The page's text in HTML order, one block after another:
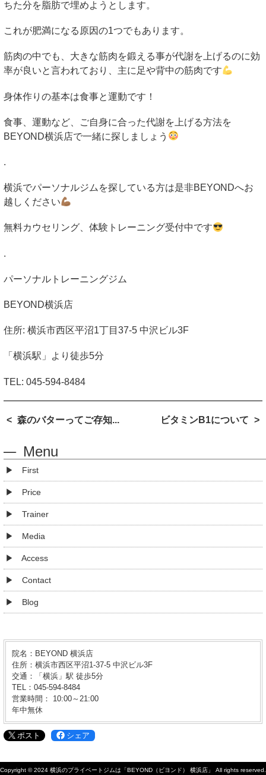
院名：BEYOND 横浜店
住所：横浜市西区平沼1-37-5 中沢ビル3F
交通：「横浜」駅 徒歩5分
TEL：045-594-8484
営業時間： 10:00～21:00
年中無休
ポスト シェア
ちた分を脂肪で埋めようとします。
これが肥満になる原因の1つでもあります。
筋肉の中でも、大きな筋肉を鍛える事が代謝を上げるのに効
率が良いと言われており、主に足や背中の筋肉です
身体作りの基本は食事と運動です！
食事、運動など、ご自身に合った代謝を上げる方法を
BEYOND横浜店で一緒に探しましょう
.
横浜でパーソナルジムを探している方は是非BEYONDへお
越しください
無料カウセリング、体験トレーニング受付中です
.
パーソナルトレーニングジム
BEYOND横浜店
住所: 横浜市西区平沼1丁目 37-5 中沢ビル3F
「横浜駅」より徒歩5分
TEL: 045-594-8484
森のバターってご存知... ビタミンB1について
Menu
First
Price
Trainer
Media
Access
Contact
Blog
Copyright © 2024 横浜のプライベートジムは「BEYOND（ビヨンド） 横浜店」 All rights reserved.